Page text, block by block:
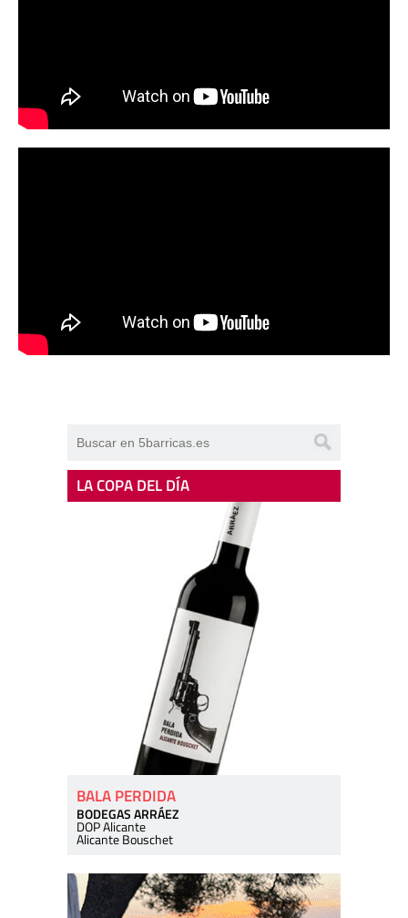
LA COPA DEL DÍA
BALA PERDIDA
BODEGAS ARRÁEZ
DOP Alicante
Alicante Bouschet